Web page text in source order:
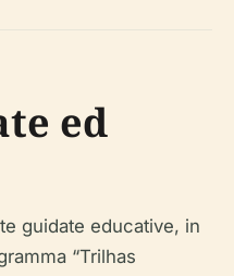
ed
“Trilhas
la storia locale, la